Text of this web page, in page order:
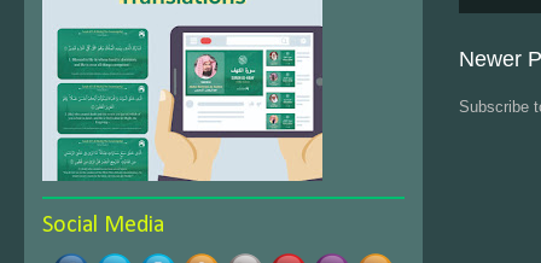
Newer
Subscribe
Social Media